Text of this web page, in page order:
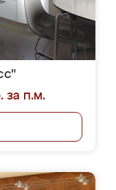
за п.м.